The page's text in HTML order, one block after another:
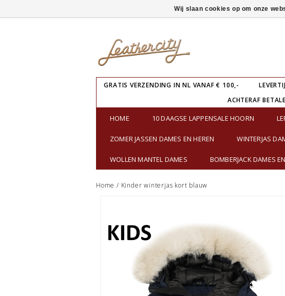
GRATIS VERZENDING IN NL VANAF € 100,-
ACHTERAF
HOME 10 DAAGSE LAPPENSALE HOORN
ZOMER JASSEN DAMES EN HEREN WINTERJAS
WOLLEN MANTEL DAMES BOMBERJACK DAMES
Home / Kinder winterjas kort blauw
Wij slaan cookies op om onze